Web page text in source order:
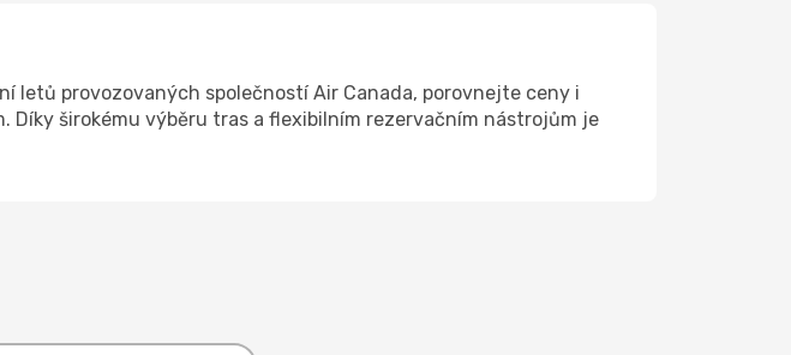
letů provozovaných společností Air Canada, porovnejte ceny i
širokému výběru tras a flexibilním rezervačním nástrojům je